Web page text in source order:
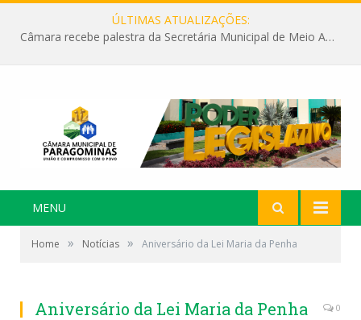
ÚLTIMAS ATUALIZAÇÕES:
Câmara recebe palestra da Secretária Municipal de Meio Ambiente sobre as ações da “SEMANA DO MEIO AMBIENTE”
MENU
Home » Notícias » Aniversário da Lei Maria da Penha
Aniversário da Lei Maria da Penha 0